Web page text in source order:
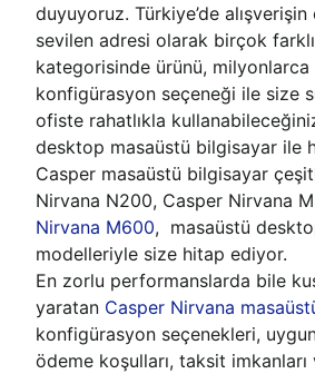
duyuyoruz. Türkiye’de
sevilen adresi olarak birçok
kategorisinde ürünü, milyonlarca
konfigürasyon seçeneği ile size
ofiste rahatlıkla
desktop masaüstü bilgisayar ile
Casper masaüstü bilgisayar
Nirvana N200, Casper Nirvana
Nirvana M600, masaüstü
modelleriyle size hitap ediyor.
En zorlu performanslarda bile
yaratan Casper Nirvana
konfigürasyon seçenekleri,
ödeme koşulları, taksit